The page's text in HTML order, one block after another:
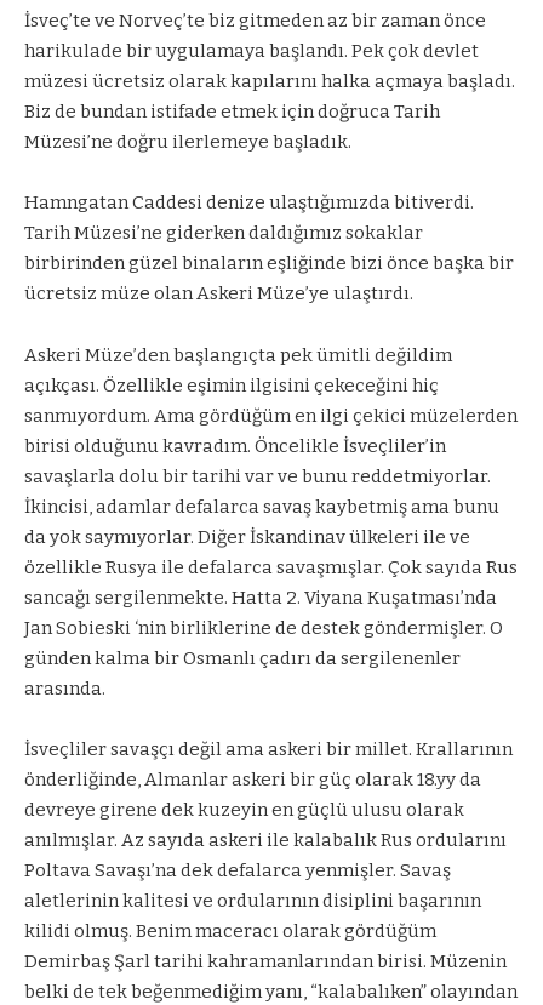
İsveç’te ve Norveç’te biz gitmeden az bir zaman önce
harikulade bir uygulamaya başlandı. Pek çok devlet
müzesi ücretsiz olarak kapılarını halka açmaya başladı.
Biz de bundan istifade etmek için doğruca Tarih
Müzesi’ne doğru ilerlemeye başladık.
Hamngatan Caddesi denize ulaştığımızda bitiverdi.
Tarih Müzesi’ne giderken daldığımız sokaklar
birbirinden güzel binaların eşliğinde bizi önce başka bir
ücretsiz müze olan Askeri Müze’ye ulaştırdı.
Askeri Müze’den başlangıçta pek ümitli değildim
açıkçası. Özellikle eşimin ilgisini çekeceğini hiç
sanmıyordum. Ama gördüğüm en ilgi çekici müzelerden
birisi olduğunu kavradım. Öncelikle İsveçliler’in
savaşlarla dolu bir tarihi var ve bunu reddetmiyorlar.
İkincisi, adamlar defalarca savaş kaybetmiş ama bunu
da yok saymıyorlar. Diğer İskandinav ülkeleri ile ve
özellikle Rusya ile defalarca savaşmışlar. Çok sayıda Rus
sancağı sergilenmekte. Hatta 2. Viyana Kuşatması’nda
Jan Sobieski ‘nin birliklerine de destek göndermişler. O
günden kalma bir Osmanlı çadırı da sergilenenler
arasında.
İsveçliler savaşçı değil ama askeri bir millet. Krallarının
önderliğinde, Almanlar askeri bir güç olarak 18.yy da
devreye girene dek kuzeyin en güçlü ulusu olarak
anılmışlar. Az sayıda askeri ile kalabalık Rus ordularını
Poltava Savaşı’na dek defalarca yenmişler. Savaş
aletlerinin kalitesi ve ordularının disiplini başarının
kilidi olmuş. Benim maceracı olarak gördüğüm
Demirbaş Şarl tarihi kahramanlarından birisi. Müzenin
belki de tek beğenmediğim yanı, “kalabalıken” olayından